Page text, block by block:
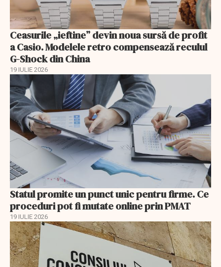
Ceasurile „ieftine” devin noua sursă de profit
a Casio. Modelele retro compensează reculul
G-Shock din China
19 IULIE 2026
Statul promite un punct unic pentru firme. Ce
proceduri pot fi mutate online prin PMAT
19 IULIE 2026